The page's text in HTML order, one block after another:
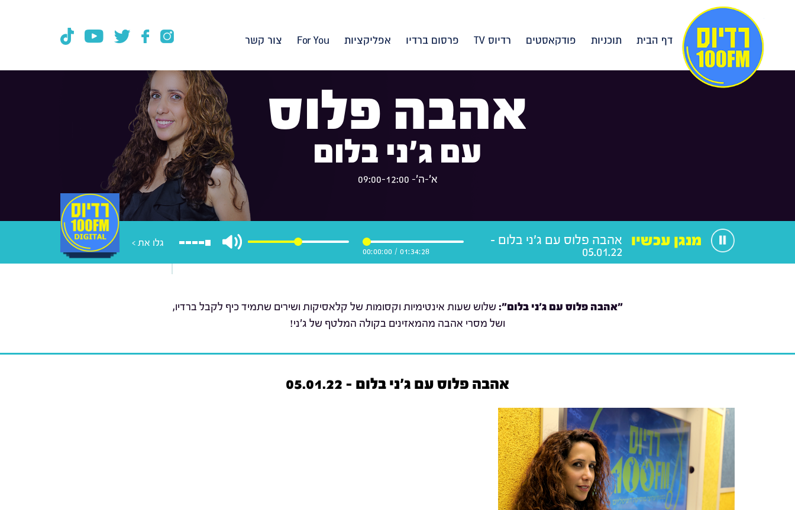
דף הבית תוכניות פודקאסטים רדיוס TV פרסום ברדיו אפליקציות For You צור קשר
אהבה פלוס
עם ג'ני בלום
א'-ה'- 09:00-12:00
גלו את >
01:34:28
/
00:00:00
מנגן עכשיו אהבה פלוס עם ג'ני בלום -
05.01.22
"אהבה פלוס עם ג'ני בלום": שלוש שעות אינטימיות וקסומות של קלאסיקות ושירים שתמיד כיף לקבל ברדיו,
ושל מסרי אהבה מהמאזינים בקולה המלטף של ג'ני!
אהבה פלוס עם ג'ני בלום - 05.01.22